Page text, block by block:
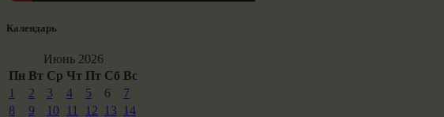
Календарь
Июнь 2026
Пн Вт Ср Чт Пт Сб Вс
1
2 3 4 5 6
7
8
9 10 11 12 13 14